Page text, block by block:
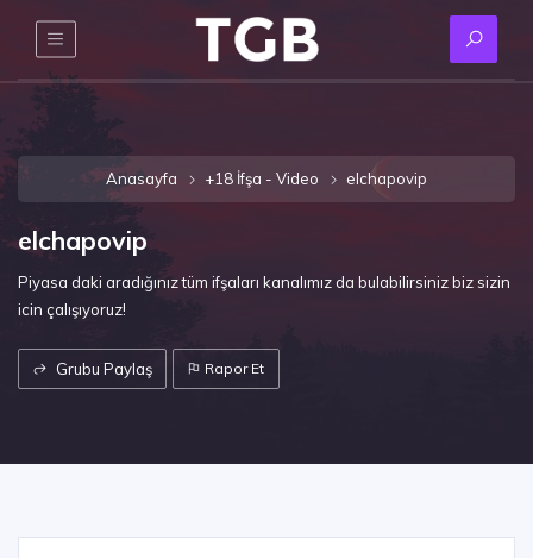
Anasayfa +18 İfşa - Video elchapovip
elchapovip
Piyasa daki aradığınız tüm ifşaları kanalımız da bulabilirsiniz biz sizin
icin çalışıyoruz!
Grubu Paylaş Rapor Et